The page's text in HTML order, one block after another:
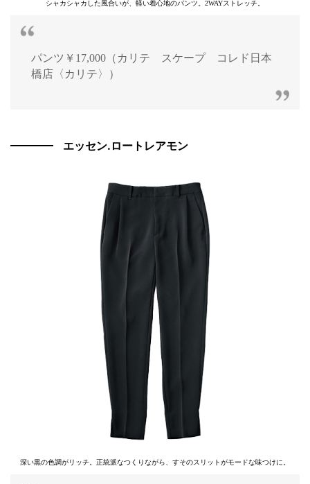
シャカシャカした風合いが、軽い着心地のパンツ。2WAYストレッチ。
パンツ￥17,000（カリテ スケープ コレド日本
橋店〈カリテ〉）
エッセン.ロートレアモン
深い黒の色調がリッチ。正統派なつくりながら、すそのスリットがモードな味つけに。